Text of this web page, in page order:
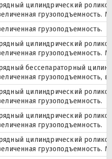
цилиндрический
грузоподъемность.
грузоподъемность.
цилиндрический
грузоподъемность.
бессепараторный
грузоподъемность,
цилиндрический
грузоподъемность.
цилиндрический
грузоподъемность.
цилиндрический
грузоподъемность.